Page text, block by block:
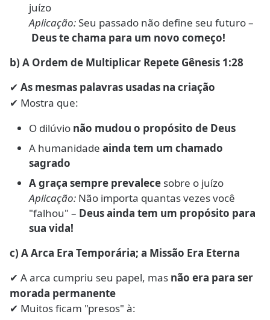
juízo
Aplicação:Seu passado não define seu futuro –
Deus te chama para um novo começo!
b) A Ordem de Multiplicar Repete Gênesis 1:28
✔ As mesmas palavras usadas na criação
✔ Mostra que:
O dilúvio não mudou o propósito de Deus
A humanidade ainda tem um chamado
sagrado
A graça sempre prevalece sobre o juízo
Aplicação: Não importa quantas vezes você
"falhou" – Deus ainda tem um propósito para
sua vida!
c) A Arca Era Temporária; a Missão Era Eterna
✔ A arca cumpriu seu papel, mas não era para ser
morada permanente
✔ Muitos ficam "presos" à: